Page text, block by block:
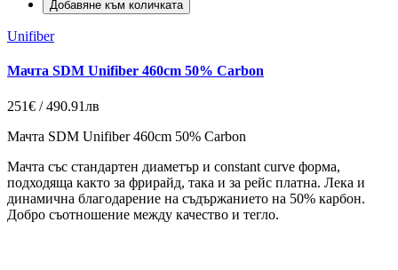
Добавяне към количката
Unifiber
Мачта SDM Unifiber 460cm 50% Carbon
251€ / 490.91лв
Мачта SDM Unifiber 460cm 50% Carbon
Мачта със стандартен диаметър и constant curve форма,
подходяща както за фрирайд, така и за рейс платна. Лека и
динамична благодарение на съдържанието на 50% карбон.
Добро съотношение между качество и тегло.